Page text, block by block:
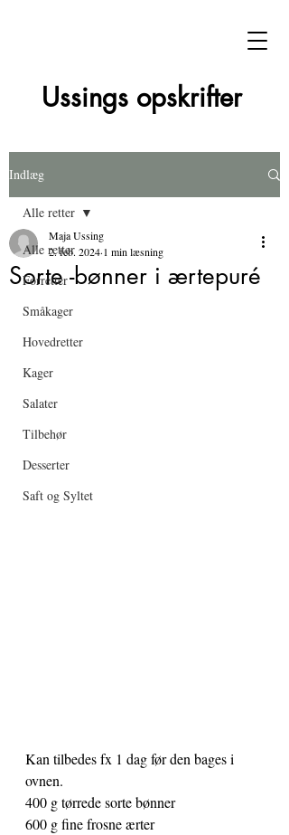
Ussings opskrifter
Indlæg
Alle retter
Forretter
Småkager
Hovedretter
Kager
Salater
Tilbehør
Desserter
Saft og Syltet
Alle retter
Sorte -bønner i ærtepuré
Maja Ussing
2. feb. 2024 1 min læsning
Kan tilbedes fx 1 dag før den bages i
ovnen.
400 g tørrede sorte bønner
600 g fine frosne ærter